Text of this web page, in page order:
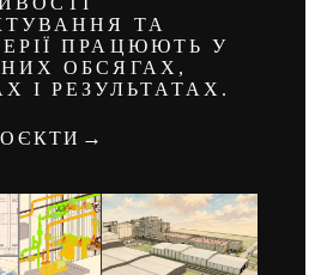
ТА
ПРАЦЮЮТЬ У
ОБСЯГАХ,
І РЕЗУЛЬТАТАХ.
→